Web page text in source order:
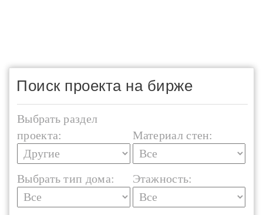
Поиск проекта на бирже
Выбрать раздел
проекта:
Материал стен:
Выбрать тип дома: Этажность: